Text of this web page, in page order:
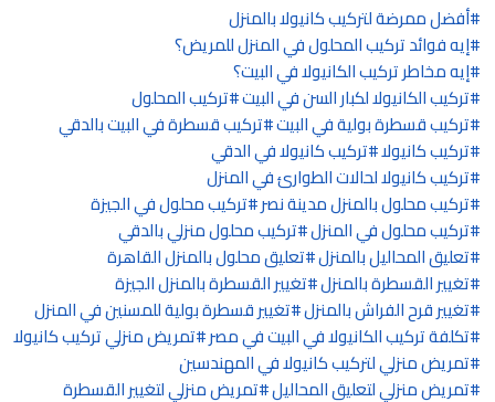
أفضل ممرضة لتركيب كانيولا بالمنزل
إيه فوائد تركيب المحلول في المنزل للمريض؟
إيه مخاطر تركيب الكانيولا في البيت؟
تركيب الكانيولا لكبار السن في البيت تركيب المحلول
تركيب قسطرة بولية في البيت تركيب قسطرة في البيت بالدقي
تركيب كانيولا تركيب كانيولا في الدقي
تركيب كانيولا لحالات الطوارئ في المنزل
تركيب محلول بالمنزل مدينة نصر تركيب محلول في الجيزة
تركيب محلول في المنزل تركيب محلول منزلي بالدقي
تعليق المحاليل بالمنزل تعليق محلول بالمنزل القاهرة
تغيير القسطرة بالمنزل تغيير القسطرة بالمنزل الجيزة
تغيير قرح الفراش بالمنزل تغيير قسطرة بولية للمسنين في المنزل
تكلفة تركيب الكانيولا في البيت في مصر تمريض منزلي تركيب كانيولا
تمريض منزلي لتركيب كانيولا في المهندسين
تمريض منزلي لتعليق المحاليل تمريض منزلي لتغيير القسطرة